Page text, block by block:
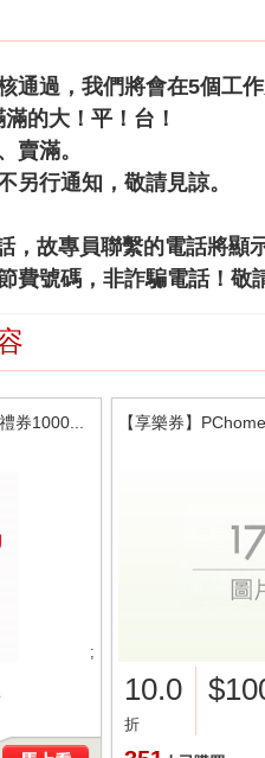
通過，我們將會在5個工
的大！平！台！
賣滿。
另行通知，敬請見諒。
，故專員聯繫的電話將顯
費號碼，非詐騙電話！敬
券1000...
;
【享樂券】
10.0
折